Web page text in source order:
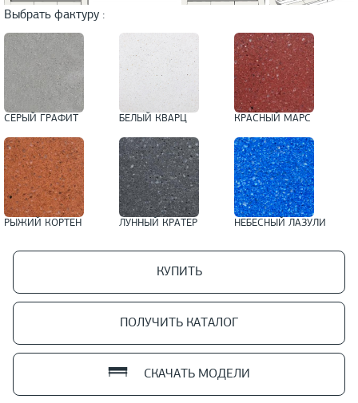
Выбрать фактуру :
СЕРЫЙ ГРАФИТ БЕЛЫЙ КВАРЦ КРАСНЫЙ МАРС
РЫЖИЙ КОРТЕН ЛУННЫЙ КРАТЕР НЕБЕСНЫЙ ЛАЗУЛИ
КУПИТЬ
ПОЛУЧИТЬ КАТАЛОГ
СКАЧАТЬ МОДЕЛИ